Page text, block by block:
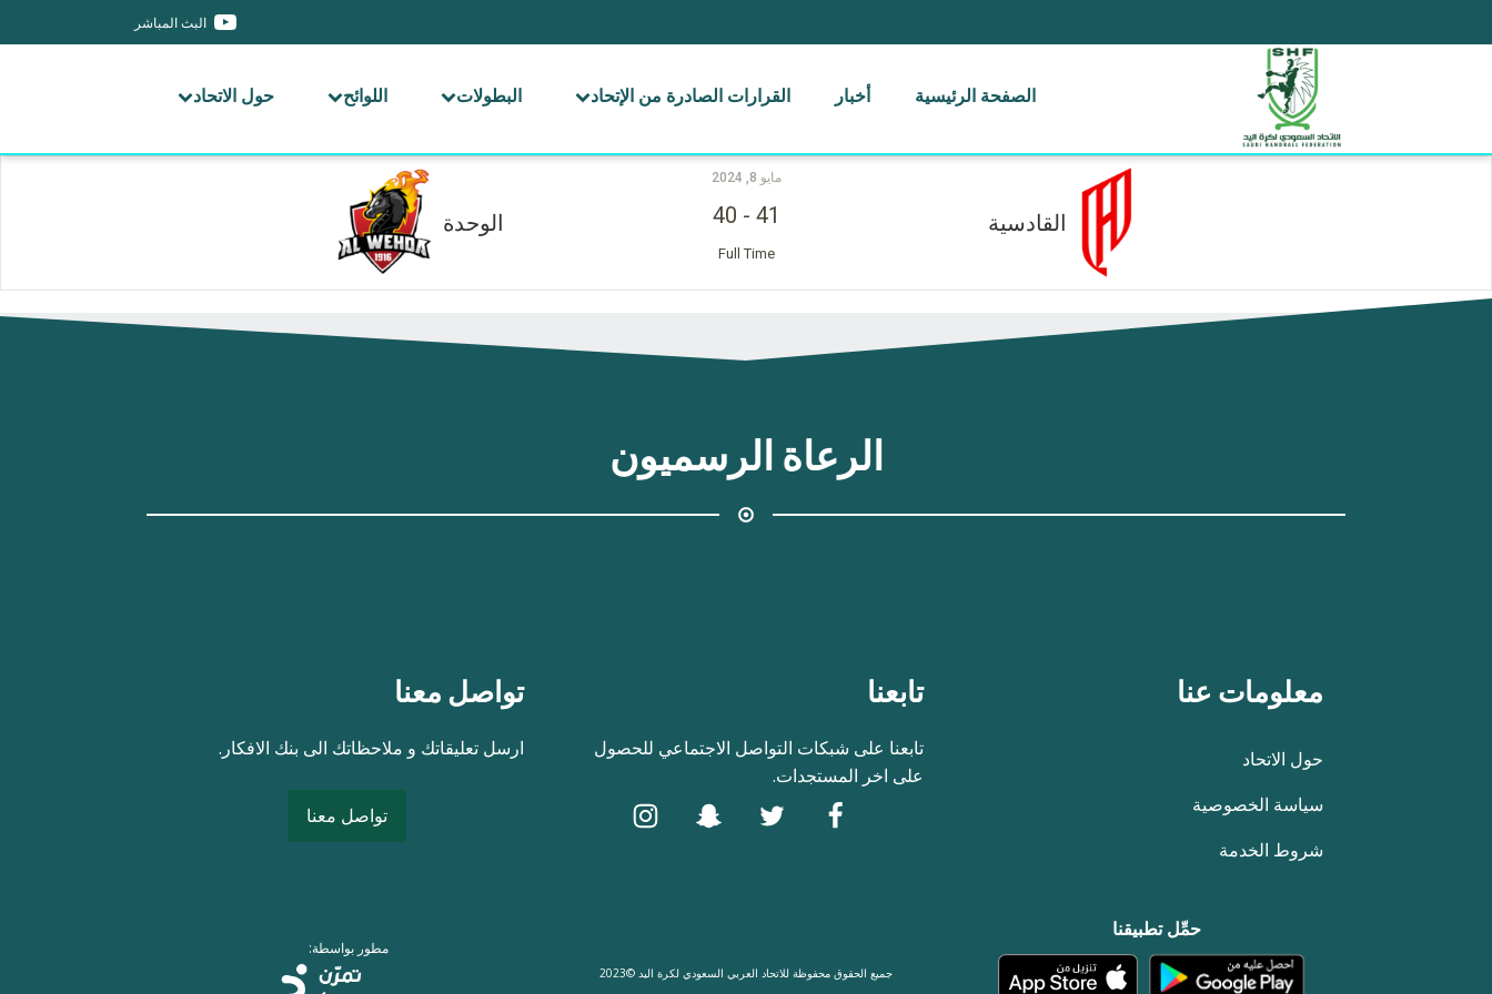
البث المباشر
الصفحة الرئيسية أخبار القرارات الصادرة من الإتحاد البطولات اللوائح حول الاتحاد
القادسية الوحدة
مايو 8, 2024
41
-
40
Full Time
الرعاة الرسميون
معلومات عنا
حول الاتحاد
سياسة الخصوصية
شروط الخدمة
تابعنا
تابعنا على شبكات التواصل الاجتماعي للحصول
على اخر المستجدات.
تواصل معنا
ارسل تعليقاتك و ملاحظاتك الى بنك الافكار.
تواصل معنا
حمِّل تطبيقنا
جميع الحقوق محفوظة للاتحاد العربي السعودي لكرة اليد ©2023
مطور بواسطة: